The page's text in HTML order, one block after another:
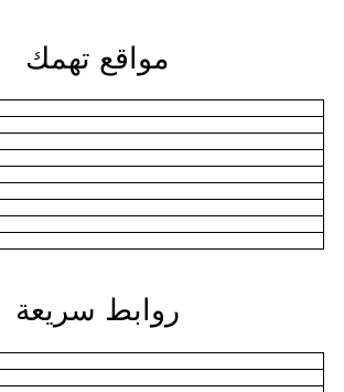
مواقع تهمك
روابط سريعة